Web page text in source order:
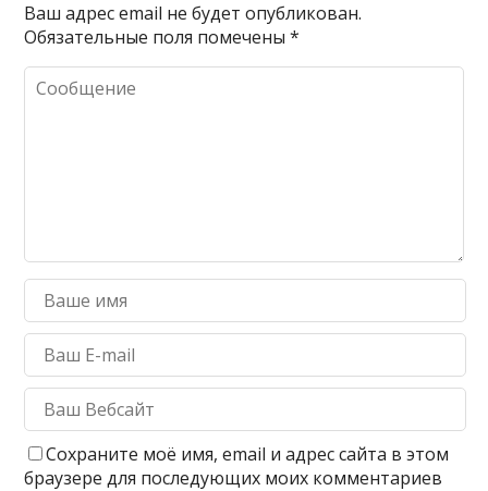
Ваш адрес email не будет опубликован.
Обязательные поля помечены*
Сохраните моё имя, email и адрес сайта в этом
браузере для последующих моих комментариев